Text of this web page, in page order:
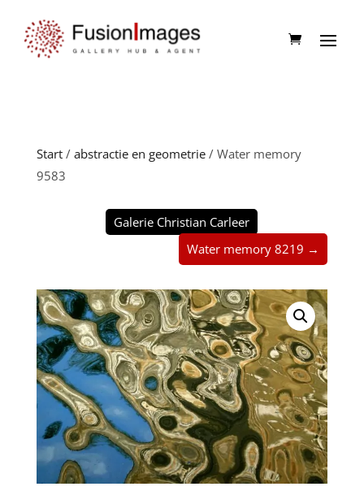
Start/ abstractie en geometrie/ Water memory
9583
Galerie Christian Carleer
Water memory 8219 →